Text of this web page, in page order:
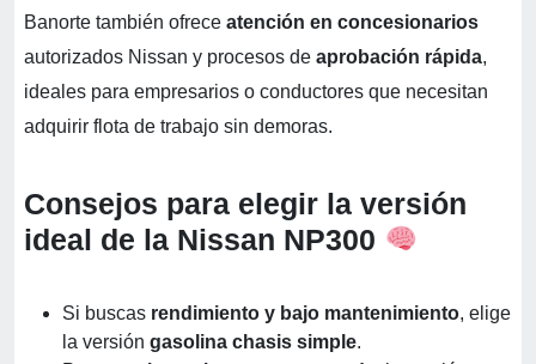
Banorte también ofrece atención en concesionarios
autorizados Nissan y procesos de aprobación rápida,
ideales para empresarios o conductores que necesitan
adquirir flota de trabajo sin demoras.
Consejos para elegir la versión
ideal de la Nissan NP300
Si buscas rendimiento y bajo mantenimiento, elige
la versión gasolina chasis simple.